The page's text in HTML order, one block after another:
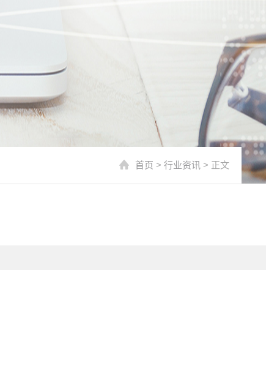
首页 > 行业资讯 > 正文